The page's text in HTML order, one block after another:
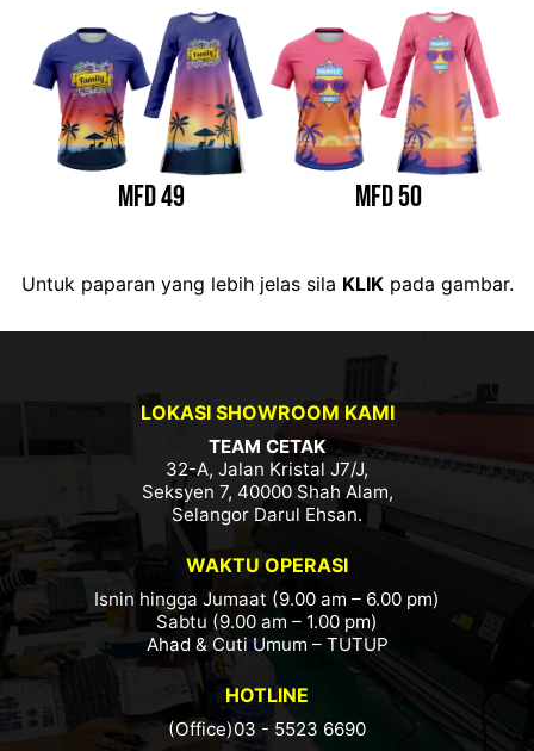
MFD 49 MFD 50
Untuk paparan yang lebih jelas sila KLIKpada gambar.
LOKASI SHOWROOM KAMI
TEAM CETAK
32-A, Jalan Kristal J7/J,
Seksyen 7, 40000 Shah Alam,
Selangor Darul Ehsan.
WAKTU OPERASI
Isnin hingga Jumaat (9.00 am – 6.00 pm)
Sabtu (9.00 am – 1.00 pm)
Ahad & Cuti Umum – TUTUP
HOTLINE
(Office)03 - 5523 6690